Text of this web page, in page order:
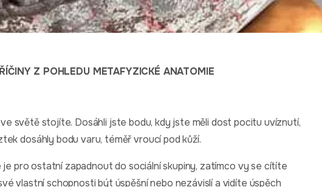
Z POHLEDU METAFYZICKÉ ANATOMIE
světě stojíte. Dosáhli jste bodu, kdy jste měli dost pocitu uvíznutí,
dosáhly bodu varu, téměř vroucí pod kůží.
pro ostatní zapadnout do sociální skupiny, zatímco vy se cítíte
vlastní schopnosti být úspěšní nebo nezávislí a vidíte úspěch